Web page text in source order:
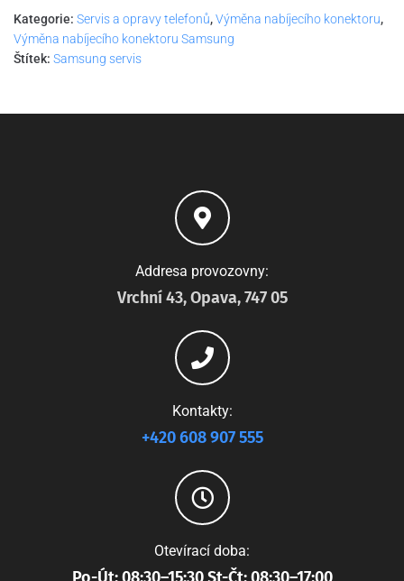
Kategorie: Servis a opravy telefonů,Výměna nabíjecího konektoru,
Výměna nabíjecího konektoru Samsung
Štítek: Samsung servis
Addresa provozovny:
Vrchní 43, Opava, 747 05
Kontakty:
+420 608 907 555
Otevírací doba: